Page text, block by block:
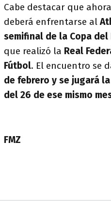
Cabe destacar que
deberá enfrentarse al
semifinal de la Copa del
que realizó la Real
Fútbol. El encuentro se
de febrero y se jugará
del 26 de ese mismo
FMZ